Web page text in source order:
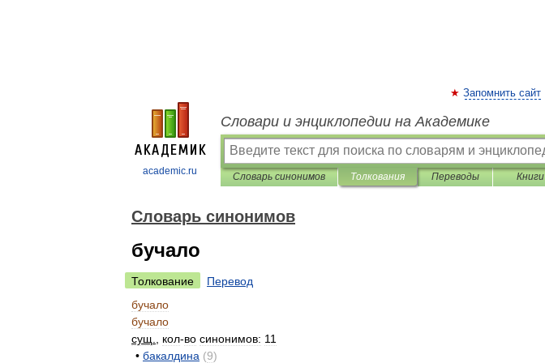
academic.ru
Запомнить сайт
Словари и энциклопедии на Академике
Словарь синонимов Толкования Переводы Книги
Словарь синонимов
бучало
Толкование
Перевод
бучало
бучало
сущ
кол-во синонимов: 11
• бакалдина (9)